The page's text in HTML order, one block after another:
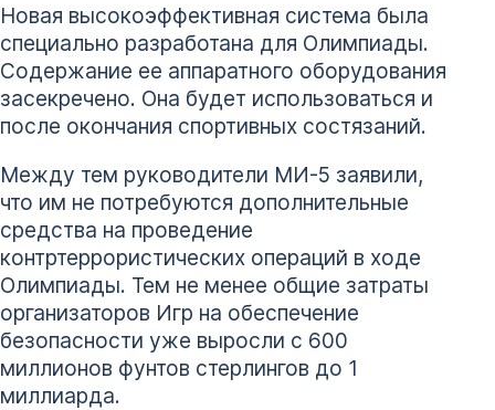
Новая высокоэффективная система была
специально разработана для Олимпиады.
Содержание ее аппаратного оборудования
засекречено. Она будет использоваться и
после окончания спортивных состязаний.
Между тем руководители МИ-5 заявили,
что им не потребуются дополнительные
средства на проведение
контртеррористических операций в ходе
Олимпиады. Тем не менее общие затраты
организаторов Игр на обеспечение
безопасности уже выросли с 600
миллионов фунтов стерлингов до 1
миллиарда.